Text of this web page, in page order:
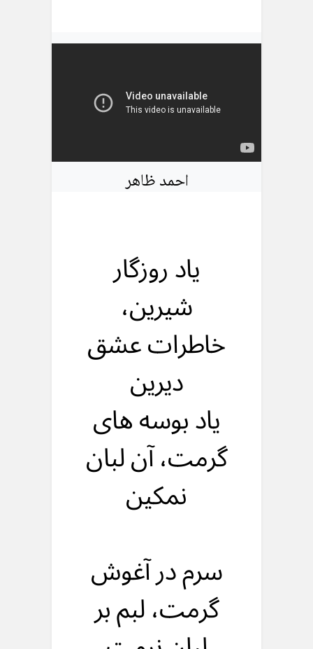
احمد ظاهر
ياد روزگار
شيرين،
خاطرات عشق
ديرين
ياد بوسه های
گرمت، آن لبان
نمکين
سرم در آغوش
گرمت، لبم بر